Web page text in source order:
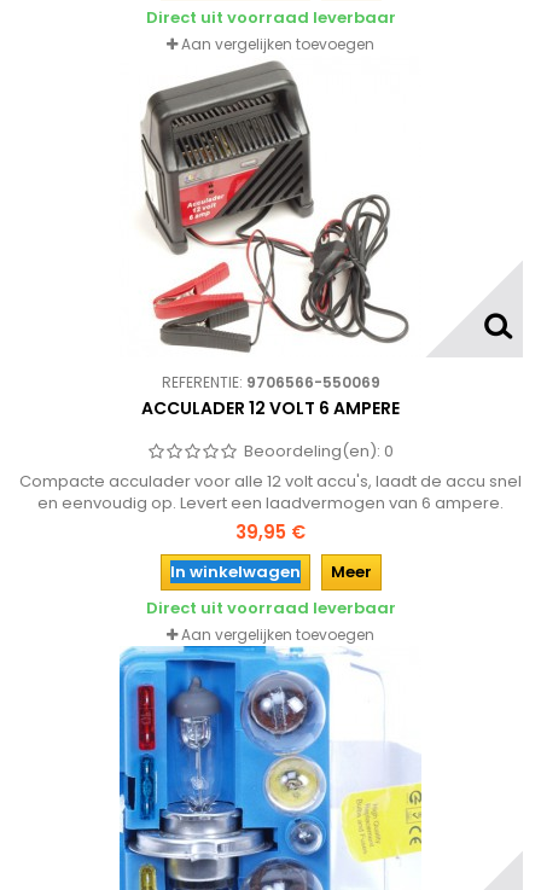
Direct uit voorraad leverbaar
Aan vergelijken toevoegen
REFERENTIE: 9706566-550069
ACCULADER 12 VOLT 6 AMPERE
Beoordeling(en): 0
Compacte acculader voor alle 12 volt accu's, laadt de accu snel
en eenvoudig op. Levert een laadvermogen van 6 ampere.
39,95 €
In winkelwagen
Meer
Direct uit voorraad leverbaar
Aan vergelijken toevoegen